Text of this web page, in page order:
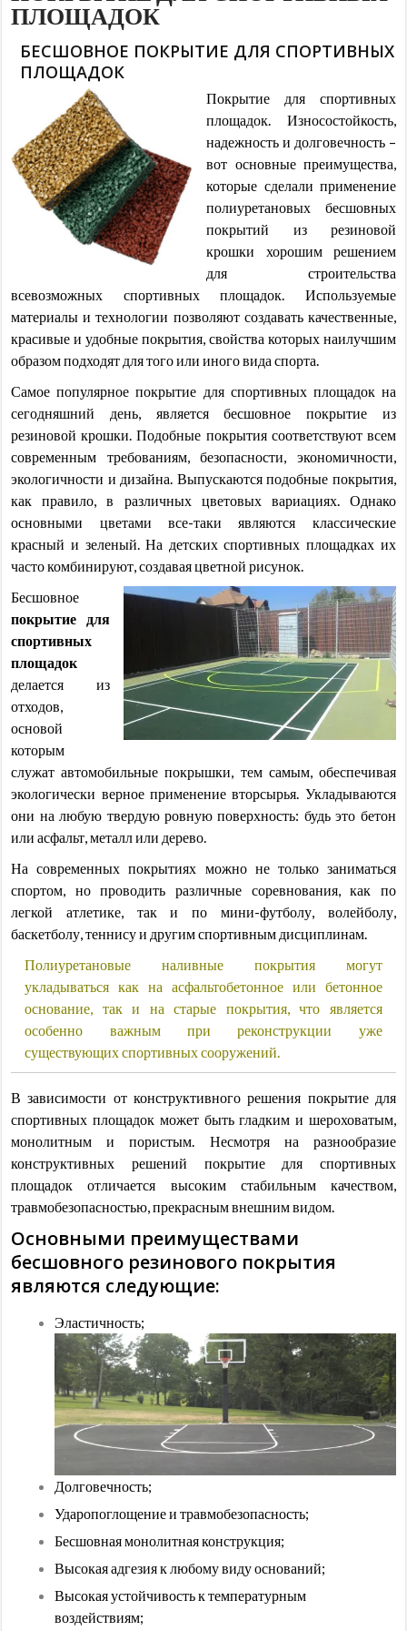
ПЛОЩАДОК
БЕСШОВНОЕ ПОКРЫТИЕ ДЛЯ СПОРТИВНЫХ
ПЛОЩАДОК
Покрытие для спортивных
площадок. Износостойкость,
надежность и долговечность –
вот основные преимущества,
которые сделали применение
полиуретановых бесшовных
покрытий из резиновой
крошки хорошим решением
для строительства
всевозможных спортивных площадок. Используемые
материалы и технологии позволяют создавать качественные,
красивые и удобные покрытия, свойства которых наилучшим
образом подходят для того или иного вида спорта.
Самое популярное покрытие для спортивных площадок на
сегодняшний день, является бесшовное покрытие из
резиновой крошки. Подобные покрытия соответствуют всем
современным требованиям, безопасности, экономичности,
экологичности и дизайна. Выпускаются подобные покрытия,
как правило, в различных цветовых вариациях. Однако
основными цветами все-таки являются классические
красный и зеленый. На детских спортивных площадках их
часто комбинируют, создавая цветной рисунок.
Бесшовное
покрытие для
спортивных
площадок
делается из
отходов,
основой
которым
служат автомобильные покрышки, тем самым, обеспечивая
экологически верное применение вторсырья. Укладываются
они на любую твердую ровную поверхность: будь это бетон
или асфальт, металл или дерево.
На современных покрытиях можно не только заниматься
спортом, но проводить различные соревнования, как по
легкой атлетике, так и по мини-футболу, волейболу,
баскетболу, теннису и другим спортивным дисциплинам.
Полиуретановые наливные покрытия могут
укладываться как на асфальтобетонное или бетонное
основание, так и на старые покрытия, что является
особенно важным при реконструкции уже
существующих спортивных сооружений.
В зависимости от конструктивного решения покрытие для
спортивных площадок может быть гладким и шероховатым,
монолитным и пористым. Несмотря на разнообразие
конструктивных решений покрытие для спортивных
площадок отличается высоким стабильным качеством,
травмобезопасностью, прекрасным внешним видом.
Основными преимуществами
бесшовного резинового покрытия
являются следующие:
Эластичность;
Долговечность;
Ударопоглощение и травмобезопасность;
Бесшовная монолитная конструкция;
Высокая адгезия к любому виду оснований;
Высокая устойчивость к температурным
воздействиям;